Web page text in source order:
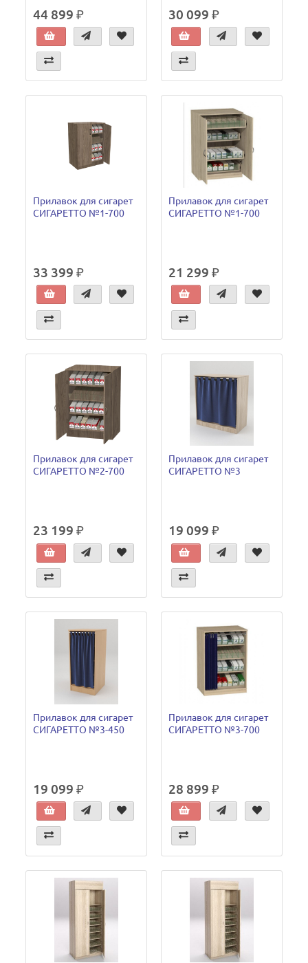
44 899 ₽ 30 099 ₽
Прилавок для сигарет
СИГАРЕТТО №1-700
33 399 ₽
Прилавок для сигарет
СИГАРЕТТО №1-700
21 299 ₽
Прилавок для сигарет
СИГАРЕТТО №2-700
23 199 ₽
Прилавок для сигарет
СИГАРЕТТО №3
19 099 ₽
Прилавок для сигарет
СИГАРЕТТО №3-450
19 099 ₽
Прилавок для сигарет
СИГАРЕТТО №3-700
28 899 ₽